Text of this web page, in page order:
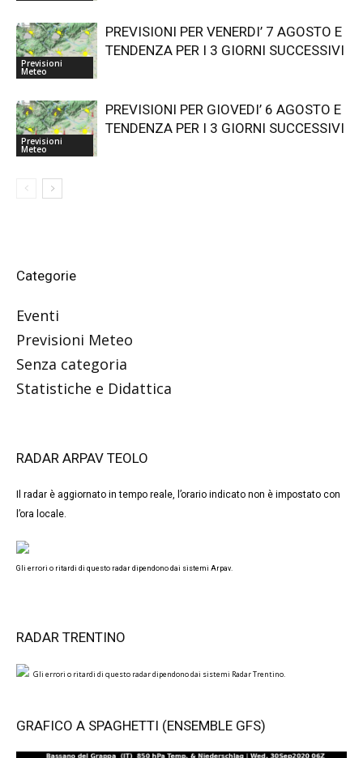
Previsioni
Meteo
PREVISIONI PER VENERDI’ 7 AGOSTO E
TENDENZA PER I 3 GIORNI SUCCESSIVI
Previsioni
Meteo
PREVISIONI PER GIOVEDI’ 6 AGOSTO E
TENDENZA PER I 3 GIORNI SUCCESSIVI
Categorie
Eventi
Previsioni Meteo
Senza categoria
Statistiche e Didattica
RADAR ARPAV TEOLO
Il radar è aggiornato in tempo reale, l’orario indicato non è impostato con
l’ora locale.
Gli errori o ritardi di questo radar dipendono dai sistemi Arpav.
RADAR TRENTINO
Gli errori o ritardi di questo radar dipendono dai sistemi Radar Trentino.
GRAFICO A SPAGHETTI (ENSEMBLE GFS)